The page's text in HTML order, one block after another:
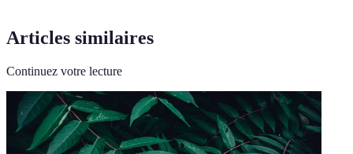
Articles similaires
Continuez votre lecture